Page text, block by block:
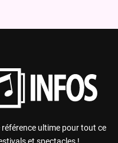
référence ultime pour tout ce